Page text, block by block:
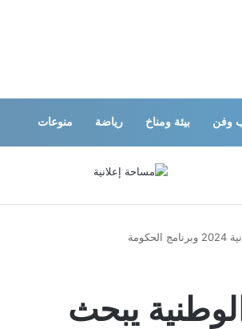
وفن بيئة ومناخ رياضة منوعات
يبحث